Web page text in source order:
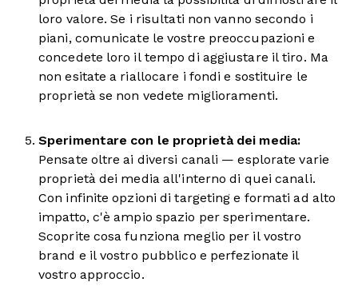
loro valore. Se i risultati non vanno secondo i
piani, comunicate le vostre preoccupazioni e
concedete loro il tempo di aggiustare il tiro. Ma
non esitate a riallocare i fondi e sostituire le
proprietà se non vedete miglioramenti.
Sperimentare con le proprietà dei media:
Pensate oltre ai diversi canali — esplorate varie
proprietà dei media all'interno di quei canali.
Con infinite opzioni di targeting e formati ad alto
impatto, c'è ampio spazio per sperimentare.
Scoprite cosa funziona meglio per il vostro
brand e il vostro pubblico e perfezionate il
vostro approccio.